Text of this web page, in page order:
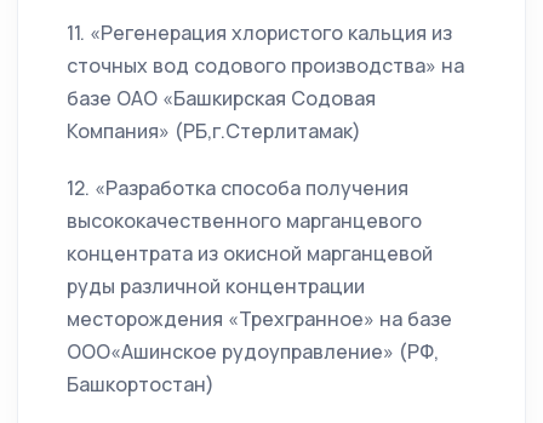
11. «Регенерация хлористого кальция из
сточных вод содового производства» на
базе ОАО «Башкирская Содовая
Компания» (РБ,г.Стерлитамак)
12. «Разработка способа получения
высококачественного марганцевого
концентрата из окисной марганцевой
руды различной концентрации
месторождения «Трехгранное» на базе
ООО«Ашинское рудоуправление» (РФ,
Башкортостан)